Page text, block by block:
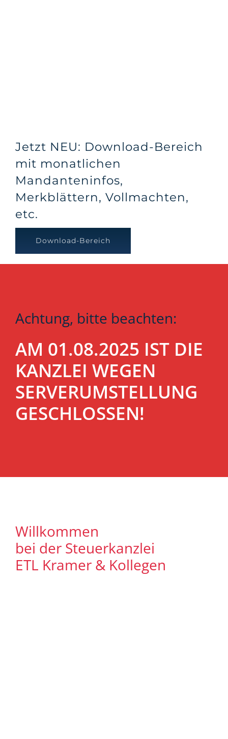
Jetzt NEU: Download-Bereich
mit monatlichen
Mandanteninfos,
Merkblättern, Vollmachten,
etc.
Download-Bereich
Achtung, bitte beachten:
AM 01.08.2025 IST DIE
KANZLEI WEGEN
SERVERUMSTELLUNG
GESCHLOSSEN!
Willkommen
bei der Steuerkanzlei
ETL Kramer & Kollegen